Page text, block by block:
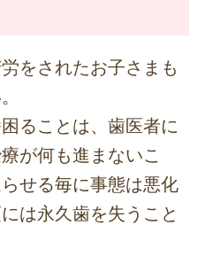
をされたお子さまも
ることは、歯医者に
が何も進まないこ
せる毎に事態は悪化
は永久歯を失うこと